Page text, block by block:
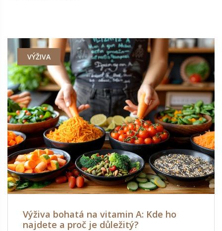
VÝŽIVA
Výživa bohatá na vitamin A: Kde ho
najdete a proč je důležitý?